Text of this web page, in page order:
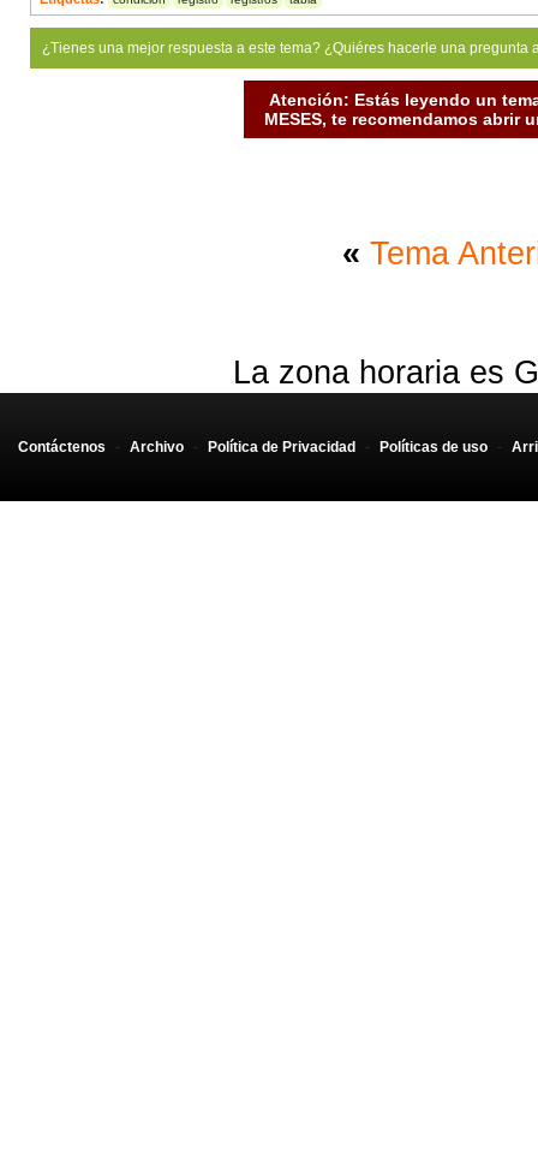
¿Tienes una mejor respuesta a este tema? ¿Quiéres hacerle una
Atención: Estás leyendo un
MESES, te recomendamos abrir
« Tema
La zona horaria es
Contáctenos - Archivo - Política de Privacidad - Políticas de uso -